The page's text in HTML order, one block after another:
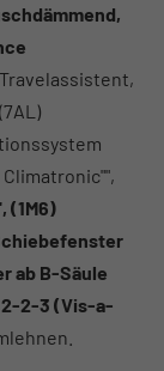
Climatronic"",
(1M6)
ab B-Säule
2-3 (Vis-a-